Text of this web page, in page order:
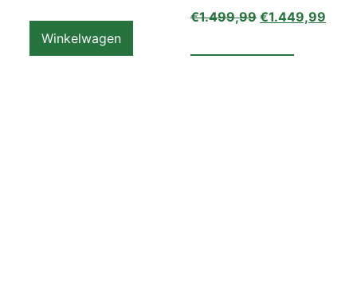
Winkelwagen
€1.499,99 €1.449,99